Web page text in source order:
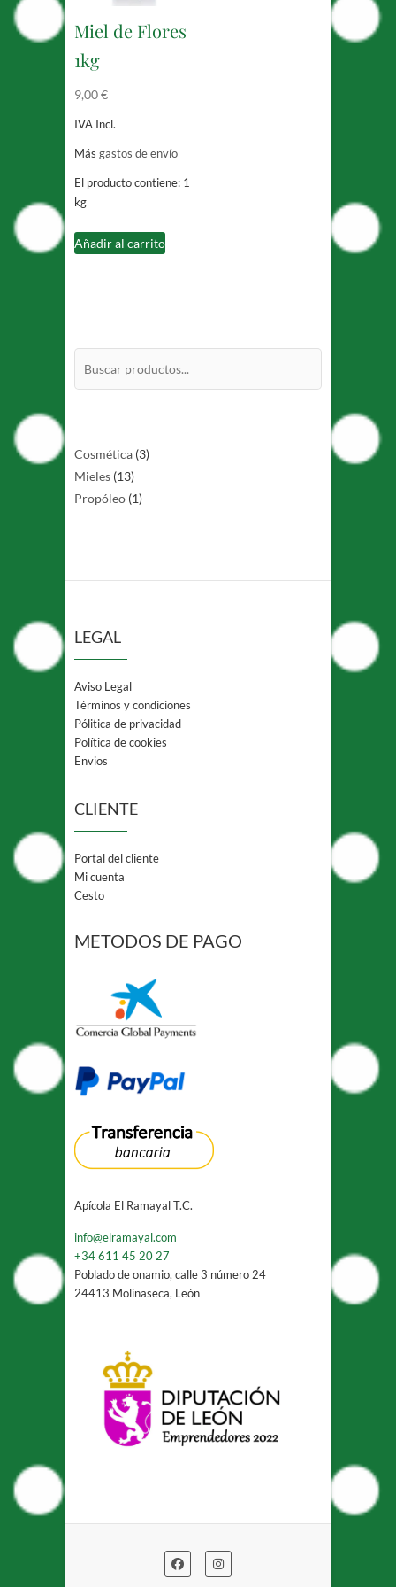
Miel de Flores
1kg
9,00€
IVA Incl.
Más gastos de envío
El producto contiene: 1
kg
Añadir al carrito
Cosmética 33
Mieles 1313
productos
Propóleo 11
LEGAL
Aviso Legal
Términos y condiciones
Pólitica de privacidad
Política de cookies
Envios
CLIENTE
Portal del cliente
Mi cuenta
Cesto
METODOS DE PAGO
Apícola El Ramayal T.C.
info@elramayal.com
+34 611 45 20 27
Poblado de onamio, calle 3 número 24
24413 Molinaseca, León